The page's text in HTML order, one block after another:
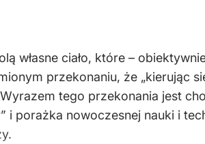
własne ciało, które –
przekonaniu, że „kierując
tego przekonania jest
i porażka nowoczesnej nauki i